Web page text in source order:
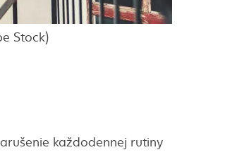
Stock)
každodennej rutiny